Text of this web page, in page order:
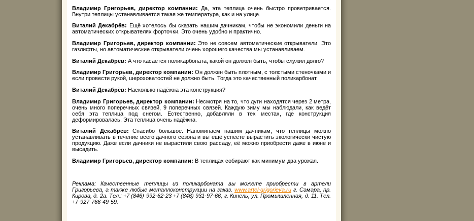
Владимир Григорьев, директор компании: Да, эта теплица очень быстро проветривается.
Внутри теплицы устанавливается такая же температура, как и на улице.
Виталий Декабрёв:
Ещё хотелось бы сказать нашим дачникам, чтобы не экономили деньги на
автоматических открывателях форточки. Это очень удобно и практично.
Владимир Григорьев, директор компании: Это не совсем автоматические открыватели. Это
газлифты, но автоматические открыватели очень хорошего качества мы устанавливаем.
Виталий Декабрёв: А что касается поликарбоната, какой он должен быть, чтобы служил долго?
Владимир Григорьев, директор компании: Он должен быть плотным, с толстыми стеночками и
если провести рукой, шероховатостей не должно быть. Тогда это качественный поликарбонат.
Виталий Декабрёв: Насколько надёжна эта конструкция?
Владимир Григорьев, директор компании: Несмотря на то, что дуги находятся через 2 метра,
очень много поперечных связей, 9 поперечных связей. Каждую зиму мы наблюдали, как ведёт
себя эта теплица под снегом. Естественно, добавляли в тех местах, где конструкция
деформировалась. Эта теплица очень надёжна.
Виталий Декабрёв: Спасибо большое. Напоминаем нашим дачникам, что теплицы можно
устанавливать в течение всего дачного сезона и вы ещё успеете вырастить экологически чистую
продукцию. Даже если дачники не вырастили свою рассаду, её можно приобрести даже в июне и
высадить.
Владимир Григорьев, директор компании: В теплицах собирают как минимум два урожая.
Реклама: Качественные теплицы из поликарбоната вы можете приобрести в артели
Григорьева, а также любые металлоконструкции на заказ. www.artel-grigorieva. ru г. Самара, пр.
Кирова, д. 2а. Тел.: +7 (846) 992-62-23 +7 (846) 931-97-66, г. Кинель, ул. Промышленная, д. 11. Тел.
+7-927-766-49-59.